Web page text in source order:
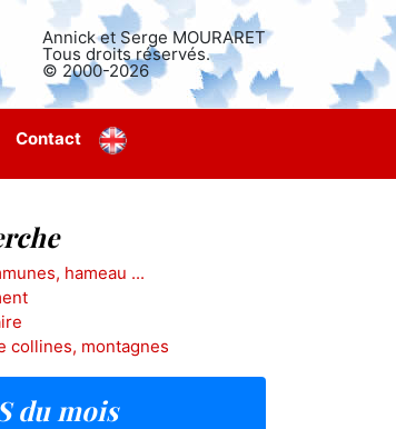
Annick et Serge MOURARET
Tous droits réservés.
© 2000-2026
Contact
hameau ...
collines, montagnes
du mois